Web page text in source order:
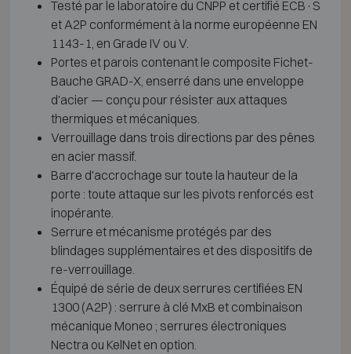
Testé par le laboratoire du CNPP et certifié ECB·S
et A2P conformément à la norme européenne EN
1143-1, en Grade IV ou V.
Portes et parois contenant le composite Fichet-
Bauche GRAD-X, enserré dans une enveloppe
d'acier — conçu pour résister aux attaques
thermiques et mécaniques.
Verrouillage dans trois directions par des pênes
en acier massif.
Barre d'accrochage sur toute la hauteur de la
porte : toute attaque sur les pivots renforcés est
inopérante.
Serrure et mécanisme protégés par des
blindages supplémentaires et des dispositifs de
re-verrouillage.
Équipé de série de deux serrures certifiées EN
1300 (A2P) : serrure à clé MxB et combinaison
mécanique Moneo ; serrures électroniques
Nectra ou KelNet en option.